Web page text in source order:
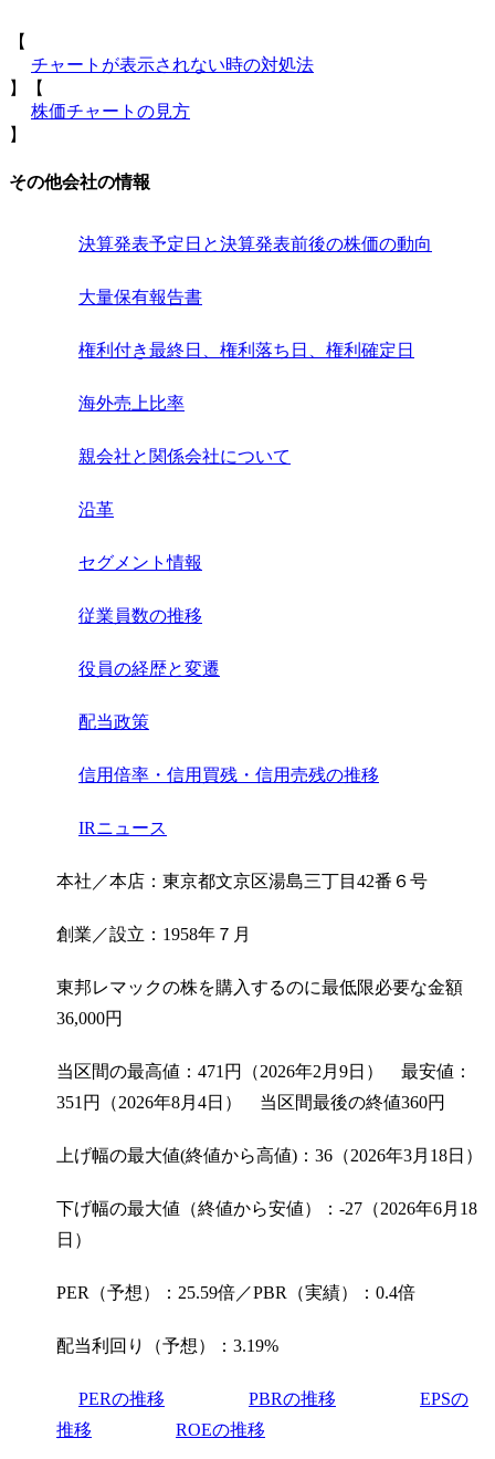
【
チャートが表示されない時の対処法
】【
株価チャートの見方
】
その他会社の情報
決算発表予定日と決算発表前後の株価の動向
大量保有報告書
権利付き最終日、権利落ち日、権利確定日
海外売上比率
親会社と関係会社について
沿革
セグメント情報
従業員数の推移
役員の経歴と変遷
配当政策
信用倍率・信用買残・信用売残の推移
IRニュース
本社／本店：東京都文京区湯島三丁目42番６号
創業／設立：1958年７月
東邦レマックの株を購入するのに最低限必要な金額
36,000円
当区間の最高値：471円（2026年2月9日） 最安値：
351円（2026年8月4日） 当区間最後の終値360円
上げ幅の最大値(終値から高値)：36（2026年3月18日）
下げ幅の最大値（終値から安値）：-27（2026年6月18
日）
PER（予想）：25.59倍／PBR（実績）：0.4倍
配当利回り（予想）：3.19%
PERの推移 PBRの推移
EPSの
推移
ROEの推移